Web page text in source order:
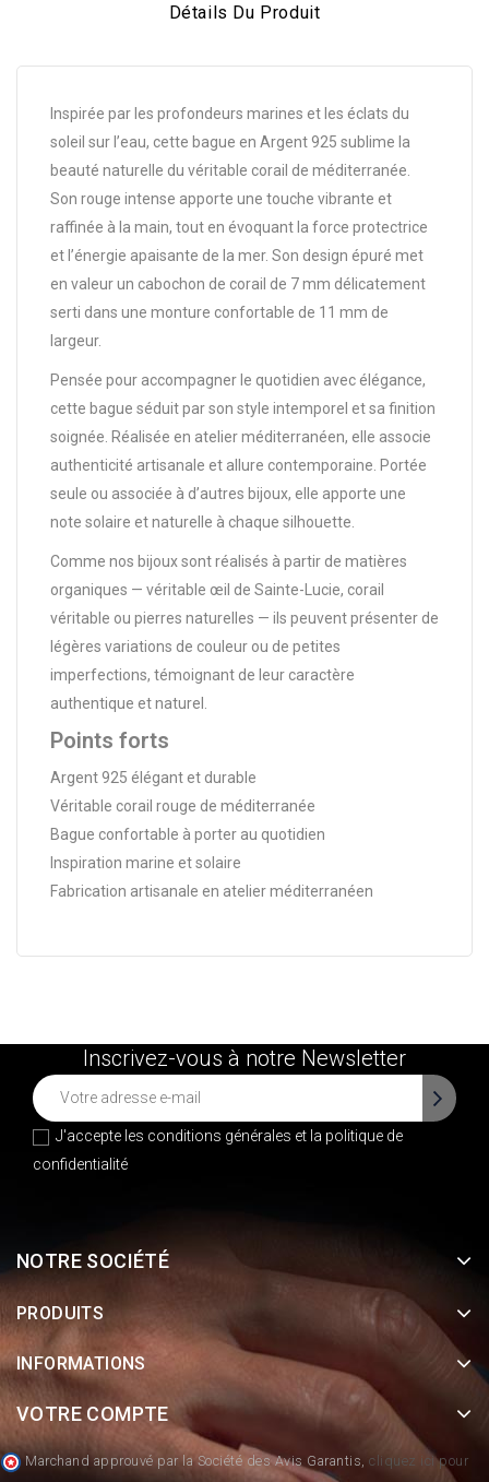
Détails Du Produit
Inspirée par les profondeurs marines et les éclats du
soleil sur l’eau, cette bague en Argent 925 sublime la
beauté naturelle du véritable corail de méditerranée.
Son rouge intense apporte une touche vibrante et
raffinée à la main, tout en évoquant la force protectrice
et l’énergie apaisante de la mer. Son design épuré met
en valeur un cabochon de corail de 7 mm délicatement
serti dans une monture confortable de 11 mm de
largeur.
Pensée pour accompagner le quotidien avec élégance,
cette bague séduit par son style intemporel et sa finition
soignée. Réalisée en atelier méditerranéen, elle associe
authenticité artisanale et allure contemporaine. Portée
seule ou associée à d’autres bijoux, elle apporte une
note solaire et naturelle à chaque silhouette.
Comme nos bijoux sont réalisés à partir de matières
organiques — véritable œil de Sainte-Lucie, corail
véritable ou pierres naturelles — ils peuvent présenter de
légères variations de couleur ou de petites
imperfections, témoignant de leur caractère
authentique et naturel.
Points forts
Argent 925 élégant et durable
Véritable corail rouge de méditerranée
Bague confortable à porter au quotidien
Inspiration marine et solaire
Fabrication artisanale en atelier méditerranéen
Inscrivez-vous à notre Newsletter
J'accepte les conditions générales et la politique de
confidentialité
NOTRE SOCIÉTÉ
PRODUITS
INFORMATIONS
VOTRE COMPTE
Marchand approuvé par la Société des Avis Garantis, cliquez ici pour